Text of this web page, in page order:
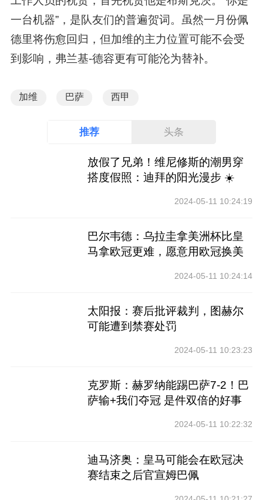
一台机器”，是队友们的普遍贺词。虽然一月份佩
德里将伤愈回归，但加维的主力位置可能不会受
到影响，弗兰基-德容更有可能沦为替补。
加维 巴萨 西甲
推荐 头条
放假了兄弟！维尼修斯的潮男穿
搭度假照：迪拜的阳光漫步 ☀️
2024-05-11 10:24:19
巴尔韦德：乌拉圭拿美洲杯比皇
马拿欧冠更难，愿意用欧冠换美
2024-05-11 10:24:14
太阳报：赛后批评裁判，图赫尔
可能遭到禁赛处罚
2024-05-11 10:23:23
克罗斯：赫罗纳能踢巴萨7-2！巴
萨输+我们夺冠 是件双倍的好事
2024-05-11 10:22:32
迪马济奥：皇马可能会在欧冠决
赛结束之后官宣姆巴佩